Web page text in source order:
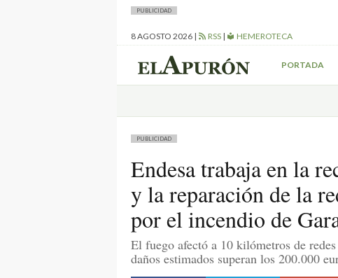
PUBLICIDAD
8 AGOSTO 2026 | RSS | HEMEROTECA
PORTADA
PUBLICIDAD
Endesa trabaja en la
y la reparación de la
por el incendio de
El fuego afectó a 10 kilómetros de
daños estimados superan los 200.000